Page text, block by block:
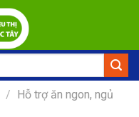
/ Hỗ trợ ăn ngon, ngủ